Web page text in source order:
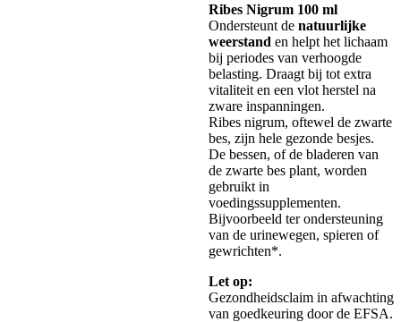
Ribes Nigrum 100 ml
Ondersteunt denatuurlijke
weerstand en helpt het lichaam
bij periodes van verhoogde
belasting. Draagt bij tot extra
vitaliteit en een vlot herstel na
zware inspanningen.
Ribes nigrum, oftewel de zwarte
bes, zijn hele gezonde besjes.
De bessen, of de bladeren van
de zwarte bes plant, worden
gebruikt in
voedingssupplementen.
Bijvoorbeeld ter ondersteuning
van de urinewegen, spieren of
gewrichten*.
Let op:
Gezondheidsclaim in afwachting
van goedkeuring door de EFSA.